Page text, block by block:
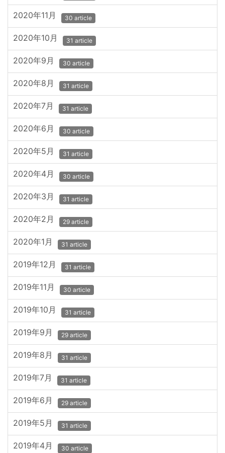
2020年11月 30 article
2020年10月 31 article
2020年9月 30 article
2020年8月 31 article
2020年7月 31 article
2020年6月 30 article
2020年5月 31 article
2020年4月 30 article
2020年3月 31 article
2020年2月 29 article
2020年1月 31 article
2019年12月 31 article
2019年11月 30 article
2019年10月 31 article
2019年9月 29 article
2019年8月 31 article
2019年7月 31 article
2019年6月 29 article
2019年5月 31 article
2019年4月 30 article